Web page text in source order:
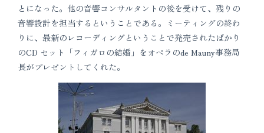
とになった。他の音響コンサルタントの後を受けて、残りの
音響設計を担当するということである。ミーティングの終わ
りに、最新のレコーディングということで発売されたばかり
のCD セット「フィガロの結婚」をオペラのde Mauny事務局
長がプレゼントしてくれた。